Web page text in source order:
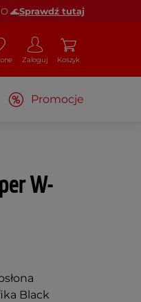
🌊Sprawdź tutaj
Zaloguj Koszyk
Promocje
W-
Black